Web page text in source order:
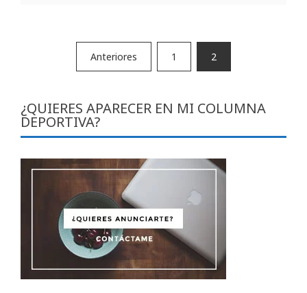
Paginación
entradas
Anteriores 1 2
¿QUIERES APARECER EN MI COLUMNA
DEPORTIVA?